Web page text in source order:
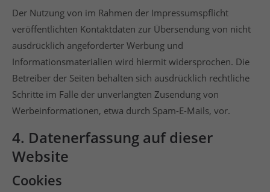
Der Nutzung von im Rahmen der Impressumspflicht
veröffentlichten Kontaktdaten zur Übersendung von nicht
ausdrücklich angeforderter Werbung und
Informationsmaterialien wird hiermit widersprochen. Die
Betreiber der Seiten behalten sich ausdrücklich rechtliche
Schritte im Falle der unverlangten Zusendung von
Werbeinformationen, etwa durch Spam-E-Mails, vor.
4. Datenerfassung auf dieser
Website
Cookies